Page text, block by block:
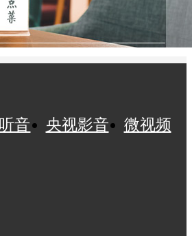
听音 央视影音 微视频